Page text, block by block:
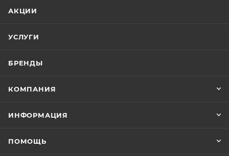
АКЦИИ
УСЛУГИ
БРЕНДЫ
КОМПАНИЯ
ИНФОРМАЦИЯ
ПОМОЩЬ